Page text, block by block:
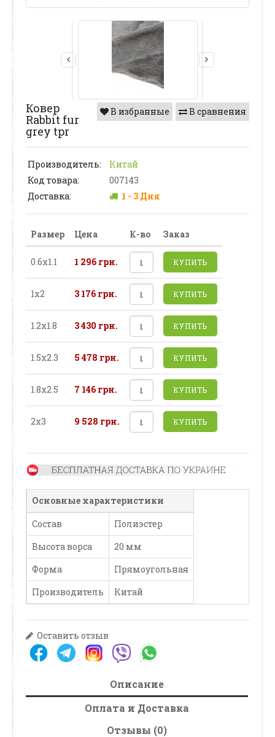
В сравнения
В избранные
Ковер
Rabbit fur
grey tpr
Производитель:
Китай
Код товара:
007143
Доставка:
1 - 3 Дня
Размер Цена К-во Заказ
0.6х1.1 1 296 грн. КУПИТЬ
1х2 3 176 грн. КУПИТЬ
1.2х1.8 3 430 грн. КУПИТЬ
1.5х2.3 5 478 грн. КУПИТЬ
1.8х2.5 7 146 грн. КУПИТЬ
2х3 9 528 грн. КУПИТЬ
Основные характеристики
Состав
Полиэстер
Высота ворса
20 мм
Форма
Прямоугольная
Производитель
Китай
Оставить отзыв
Описание
Оплата и Доставка
Отзывы (0)